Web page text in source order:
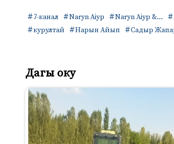
7-канал Naryn Aiyp Naryn Aiyp &...
курултай
Нарын Айып Садыр
Дагы оку